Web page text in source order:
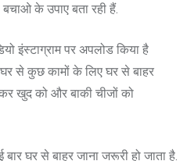
के उपाए बता रही हैं.
इंस्टाग्राम पर अपलोड किया है
से कुछ कामों के लिए घर से बाहर
खुद को और बाकी चीजों को
बार घर से बाहर जाना जरूरी हो जाता है.